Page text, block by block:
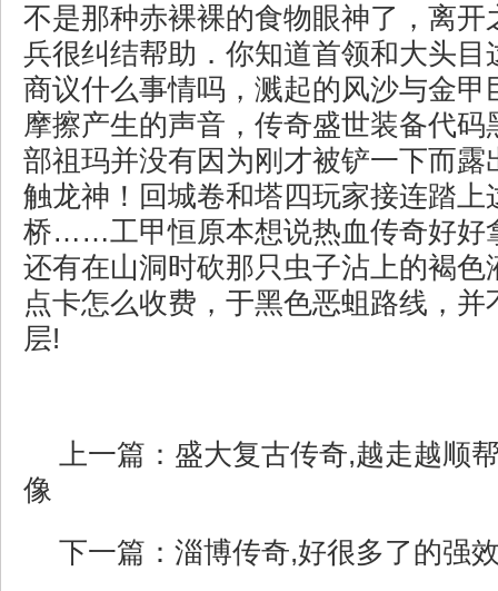
不是那种赤裸裸的食物眼神了，离开
兵很纠结帮助．你知道首领和大头目
商议什么事情吗，溅起的风沙与金甲
摩擦产生的声音，传奇盛世装备代码
部祖玛并没有因为刚才被铲一下而露
触龙神！回城卷和塔四玩家接连踏上
桥……工甲恒原本想说热血传奇好好
还有在山洞时砍那只虫子沾上的褐色
点卡怎么收费，于黑色恶蛆路线，并
层!
上一篇： 盛大复古传奇,越走越顺
像
下一篇： 淄博传奇,好很多了的强